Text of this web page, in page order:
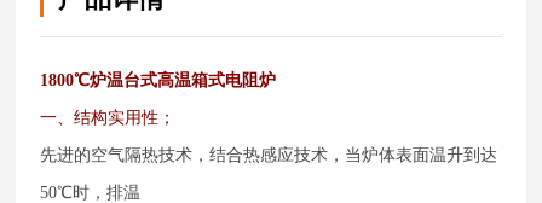
1800℃炉温台式高温箱式电阻炉
一、结构实用性；
先进的空气隔热技术，结合热感应技术，当炉体表面温升到达
50℃时，排温